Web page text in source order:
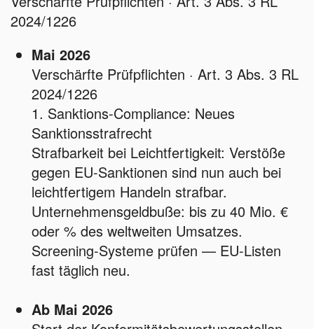
2024/1226
Mai 2026
Verschärfte Prüfpflichten · Art. 3 Abs. 3 RL
2024/1226
1. Sanktions-Compliance: Neues
Sanktionsstrafrecht
Strafbarkeit bei Leichtfertigkeit: Verstöße
gegen EU-Sanktionen sind nun auch bei
leichtfertigem Handeln strafbar.
Unternehmensgeldbuße: bis zu 40 Mio. €
oder % des weltweiten Umsatzes.
Screening-Systeme prüfen — EU-Listen
fast täglich neu.
Ab Mai 2026